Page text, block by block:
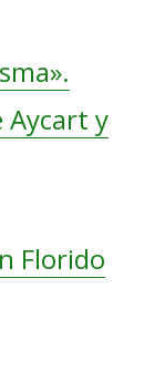
Aycart y
Florido